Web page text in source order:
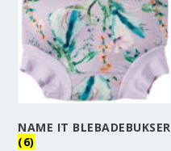
NAME IT BLEBADEBUKSER
(6)